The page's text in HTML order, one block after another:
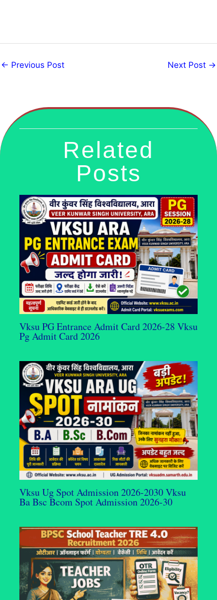
← Previous Post Next Post →
Related
Posts
Vksu PG Entrance Admit Card 2026-28 Vksu
Pg Admit Card 2026
Vksu Ug Spot Admission 2026-2030 Vksu
Ba Bsc Bcom Spot Admission 2026-30